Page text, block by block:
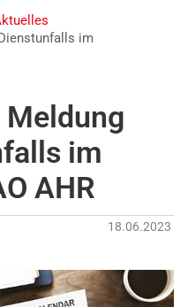
im
im
AHR
18.06.2023